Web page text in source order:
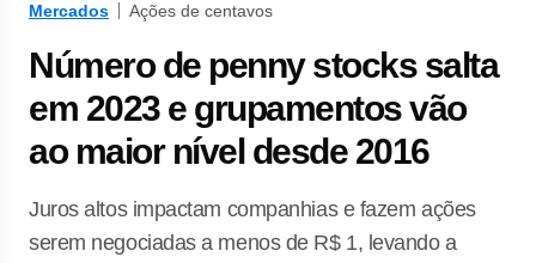
Mercados Ações de centavos
Número de penny stocks salta
em 2023 e grupamentos vão
ao maior nível desde 2016
Juros altos impactam companhias e fazem ações
serem negociadas a menos de R$ 1, levando a